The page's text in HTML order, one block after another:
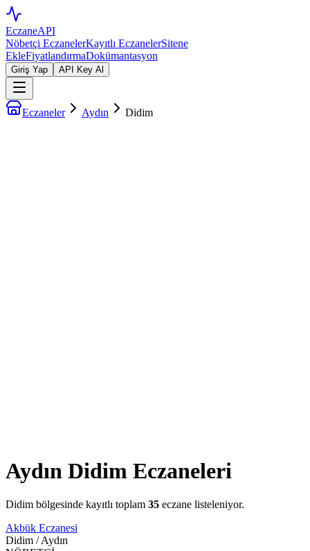
EczaneAPI
Nöbetçi EczanelerKayıtlı EczanelerSitene
EkleFiyatlandırmaDokümantasyon
Giriş Yap API Key Al
Eczaneler Aydın Didim
Aydın Didim Eczaneleri
Didim bölgesinde kayıtlı toplam 35 eczane listeleniyor.
Akbük Eczanesi
Didim /Aydın